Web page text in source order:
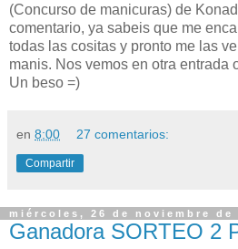
(Concurso de manicuras) de
comentario, ya sabeis que me
todas las cositas y pronto me las
manis. Nos vemos en otra entrada
Un beso =)
en 8:00 27 comentarios:
Compartir
miércoles, 26 de noviembre de
Ganadora SORTEO 2